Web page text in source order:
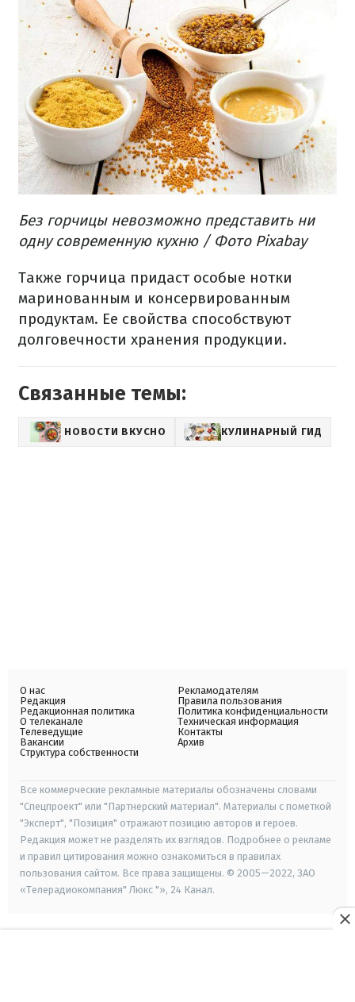
Без горчицы невозможно представить ни
одну современную кухню​ / Фото Pixabay
Также горчица придаст особые нотки
маринованным и консервированным
продуктам. Ее свойства способствуют
долговечности хранения продукции.
Связанные темы:
НОВОСТИ ВКУСНО КУЛИНАРНЫЙ ГИД
О нас
Редакция
Редакционная политика
О телеканале
Телеведущие
Вакансии
Структура собственности
Рекламодателям
Правила пользования
Политика конфиденциальности
Техническая информация
Контакты
Архив
Все коммерческие рекламные материалы обозначены словами
"Спецпроект" или "Партнерский материал". Материалы с пометкой
"Эксперт", "Позиция" отражают позицию авторов и героев.
Редакция может не разделять их взглядов. Подробнее о рекламе
и правил цитирования можно ознакомиться в правилах
пользования сайтом. Все права защищены. © 2005—2022, ЗАО
«Телерадиокомпания" Люкс "», 24 Канал.